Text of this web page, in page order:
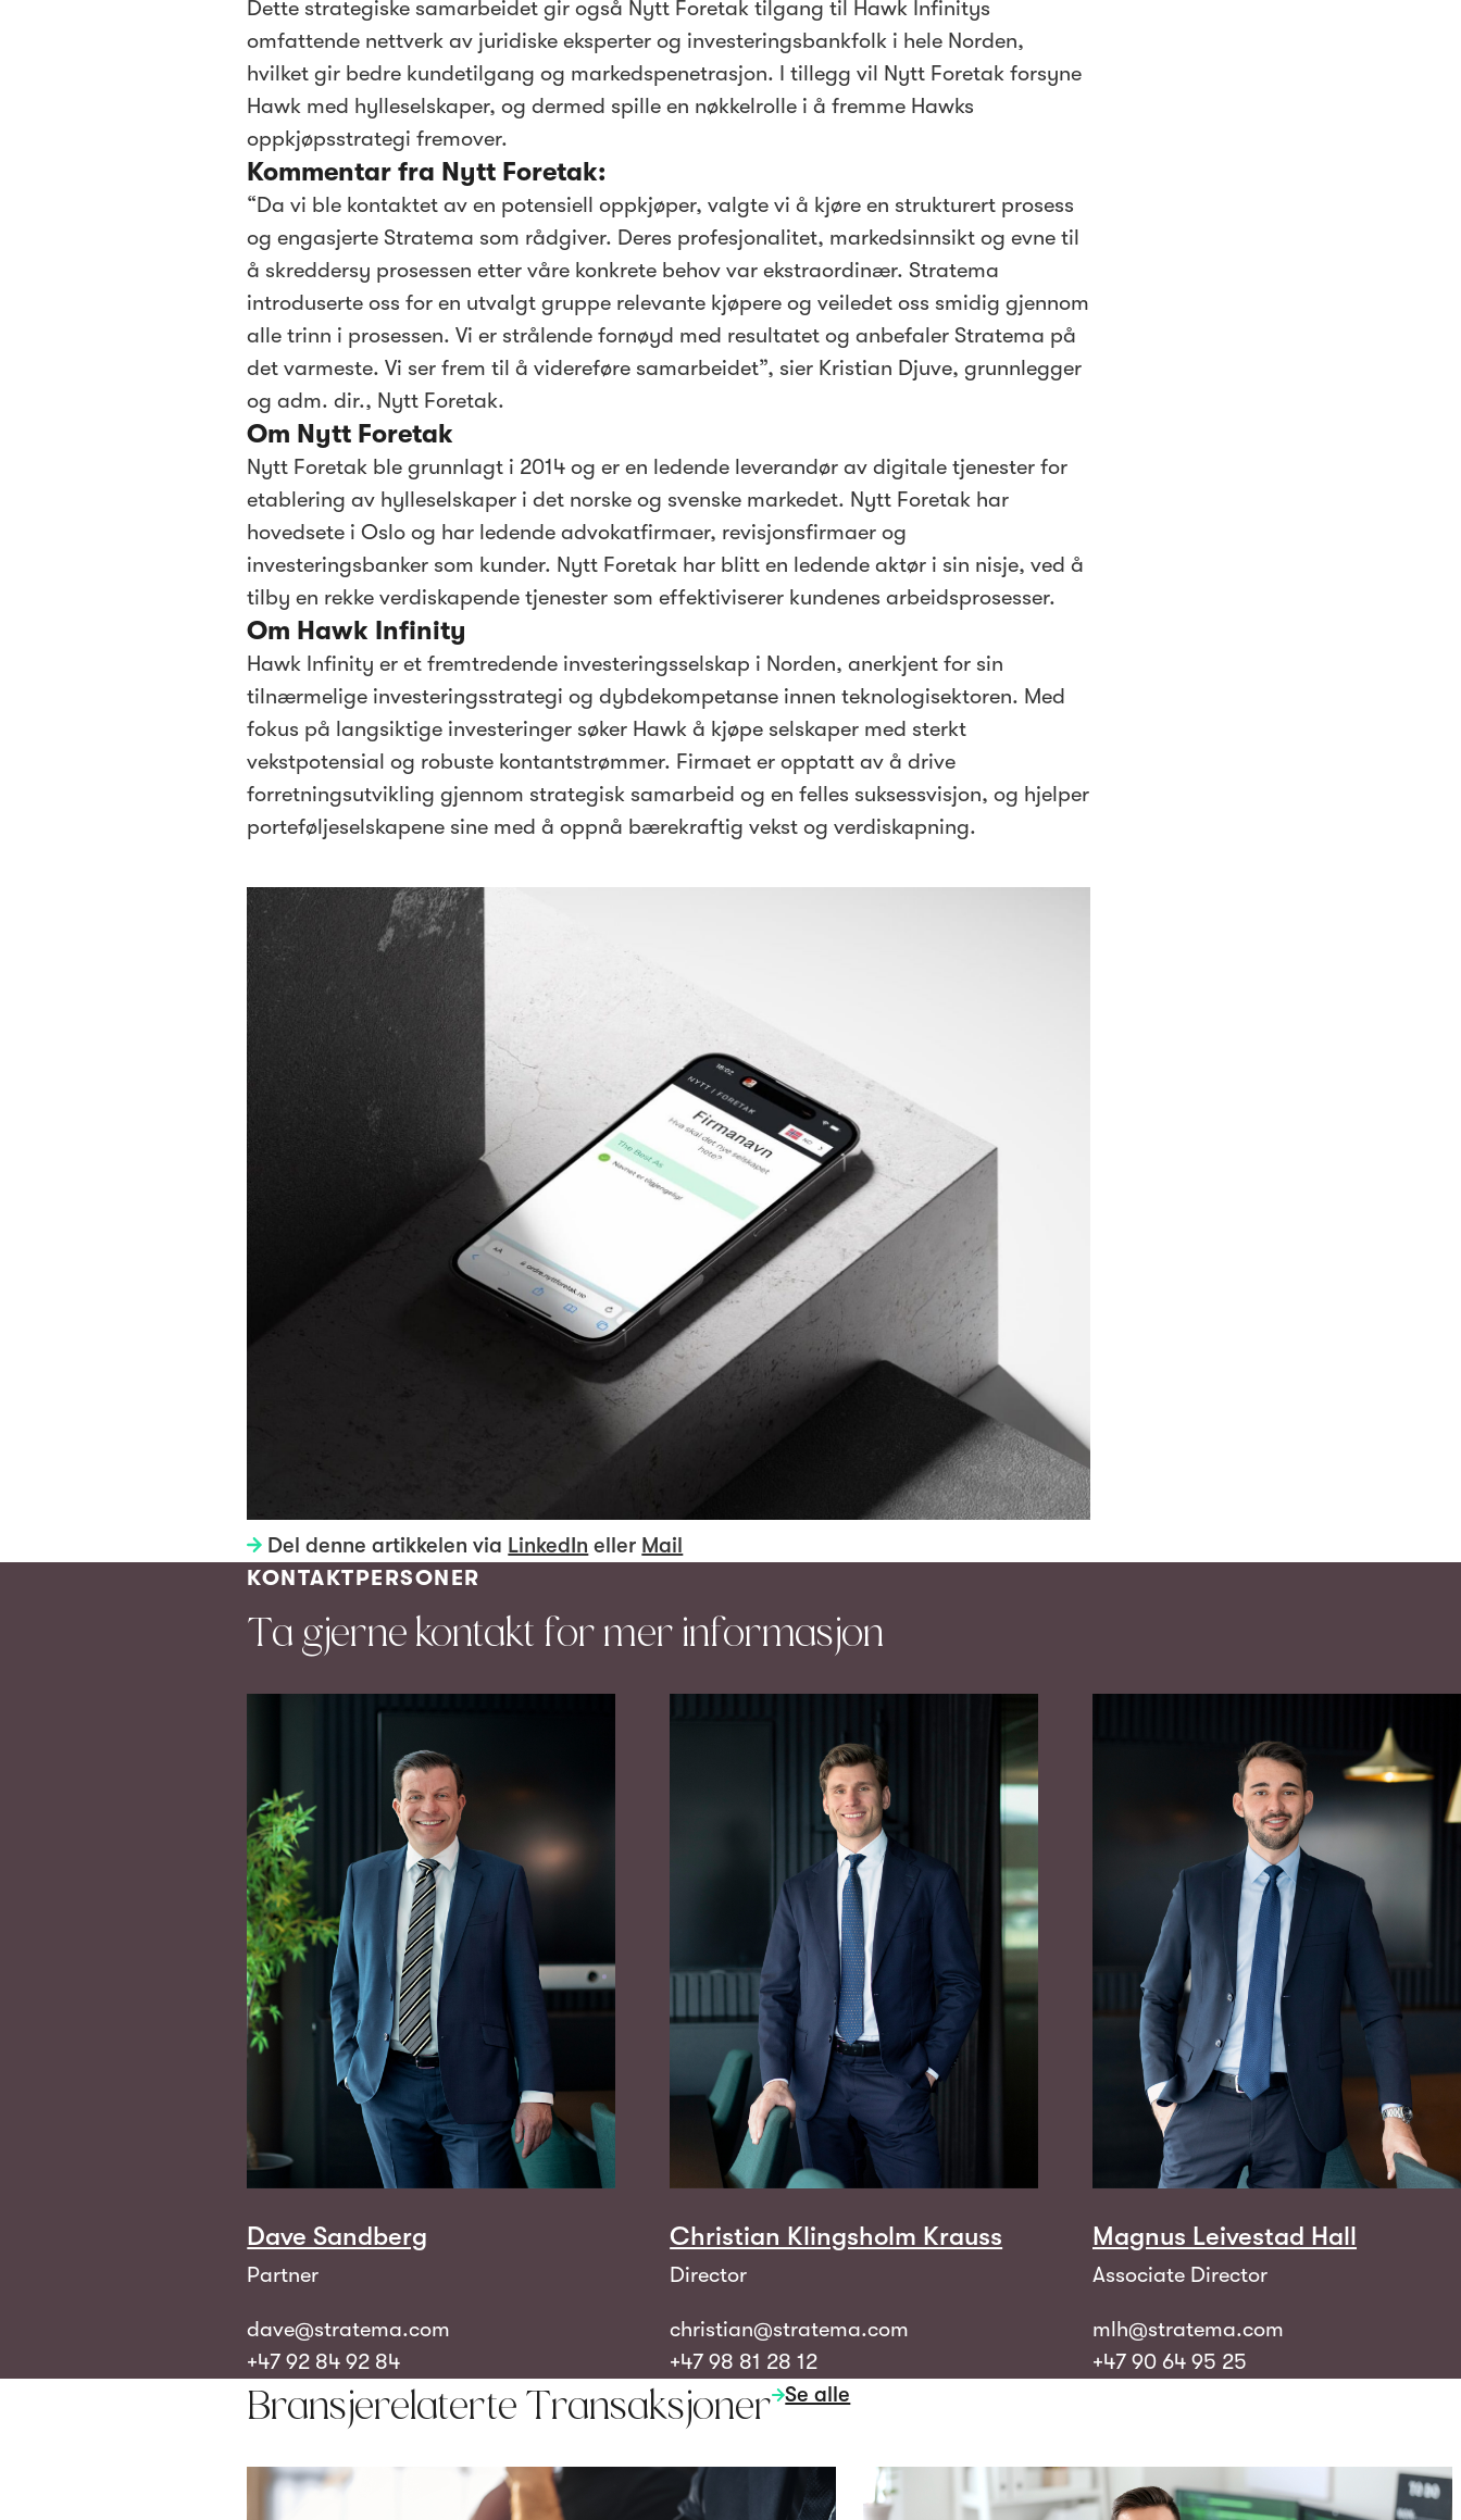
Dette strategiske samarbeidet gir også Nytt Foretak tilgang til Hawk Infinitys
omfattende nettverk av juridiske eksperter og investeringsbankfolk i hele Norden,
hvilket gir bedre kundetilgang og markedspenetrasjon. I tillegg vil Nytt Foretak forsyne
Hawk med hylleselskaper, og dermed spille en nøkkelrolle i å fremme Hawks
oppkjøpsstrategi fremover.
Kommentar fra Nytt Foretak:
“Da vi ble kontaktet av en potensiell oppkjøper, valgte vi å kjøre en strukturert prosess
og engasjerte Stratema som rådgiver. Deres profesjonalitet, markedsinnsikt og evne til
å skreddersy prosessen etter våre konkrete behov var ekstraordinær. Stratema
introduserte oss for en utvalgt gruppe relevante kjøpere og veiledet oss smidig gjennom
alle trinn i prosessen. Vi er strålende fornøyd med resultatet og anbefaler Stratema på
det varmeste. Vi ser frem til å videreføre samarbeidet”, sier Kristian Djuve, grunnlegger
og adm. dir., Nytt Foretak.
Om Nytt Foretak
Nytt Foretak ble grunnlagt i 2014 og er en ledende leverandør av digitale tjenester for
etablering av hylleselskaper i det norske og svenske markedet. Nytt Foretak har
hovedsete i Oslo og har ledende advokatfirmaer, revisjonsfirmaer og
investeringsbanker som kunder. Nytt Foretak har blitt en ledende aktør i sin nisje, ved å
tilby en rekke verdiskapende tjenester som effektiviserer kundenes arbeidsprosesser.
Om Hawk Infinity
Hawk Infinity er et fremtredende investeringsselskap i Norden, anerkjent for sin
tilnærmelige investeringsstrategi og dybdekompetanse innen teknologisektoren. Med
fokus på langsiktige investeringer søker Hawk å kjøpe selskaper med sterkt
vekstpotensial og robuste kontantstrømmer. Firmaet er opptatt av å drive
forretningsutvikling gjennom strategisk samarbeid og en felles suksessvisjon, og hjelper
porteføljeselskapene sine med å oppnå bærekraftig vekst og verdiskapning.
Del denne artikkelen via LinkedIn eller Mail
KONTAKTPERSONER
Ta gjerne kontakt for mer informasjon
Dave Sandberg
Partner
dave@stratema.com
+47 92 84 92 84
Christian Klingsholm Krauss
Director
christian@stratema.com
+47 98 81 28 12
Magnus Leivestad Hall
Associate Director
mlh@stratema.com
+47 90 64 95 25
Bransjerelaterte Transaksjoner Se alle